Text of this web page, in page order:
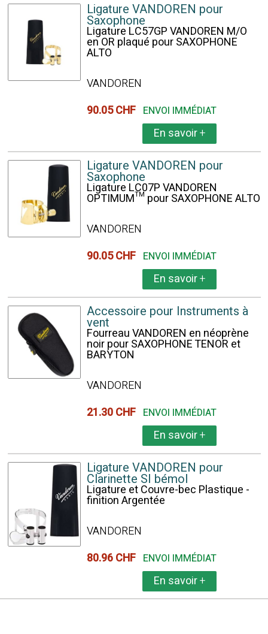
Ligature VANDOREN pour
Saxophone
Ligature LC57GP VANDOREN M/O
en OR plaqué pour SAXOPHONE
ALTO
VANDOREN
90.05 CHF ENVOI IMMÉDIAT
En savoir+
Ligature VANDOREN pour
Saxophone
Ligature LC07P VANDOREN
OPTIMUM™ pour SAXOPHONE ALTO
VANDOREN
90.05 CHF ENVOI IMMÉDIAT
En savoir+
Accessoire pour Instruments à
vent
Fourreau VANDOREN en néoprène
noir pour SAXOPHONE TENOR et
BARYTON
VANDOREN
21.30 CHF ENVOI IMMÉDIAT
En savoir+
Ligature VANDOREN pour
Clarinette SI bémol
Ligature et Couvre-bec Plastique -
finition Argentée
VANDOREN
80.96 CHF ENVOI IMMÉDIAT
En savoir+